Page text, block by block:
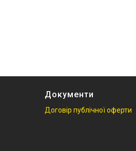
Документи
Договір публічної оферти